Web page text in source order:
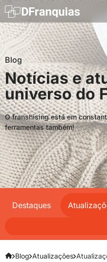
Blog
Notícias e
universo do
O franshising está em
ferramentas também!
Destaques
Blog Atualizações